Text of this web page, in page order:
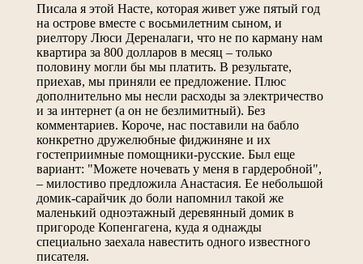
Писала я этой Насте, которая живет уже пятый год
на острове вместе с восьмилетним сыном, и
риелтору Люси Дереналаги, что не по карману нам
квартира за 800 долларов в месяц – только
половину могли бы мы платить. В результате,
приехав, мы приняли ее предложение. Плюс
дополнительно мы несли расходы за электричество
и за интернет (а он не безлимитный). Без
комментариев. Короче, нас поставили на бабло
конкретно дружелюбные фиджиняне и их
гостеприимные помощники-русские. Был еще
вариант: "Можете ночевать у меня в гардеробной",
– милостиво предложила Анастасия. Ее небольшой
домик-сарайчик до боли напомнил такой же
маленький одноэтажный деревянный домик в
пригороде Копенгагена, куда я однажды
специально заехала навестить одного известного
писателя.